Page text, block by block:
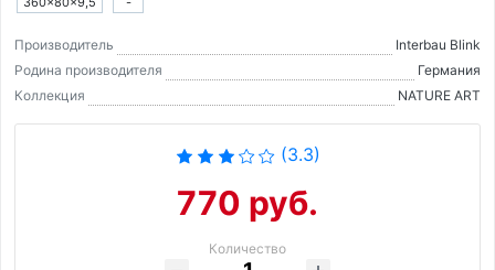
Производитель
Interbau Blink
Родина производителя
Германия
Коллекция
NATURE ART
(3.3)
770 руб.
Количество